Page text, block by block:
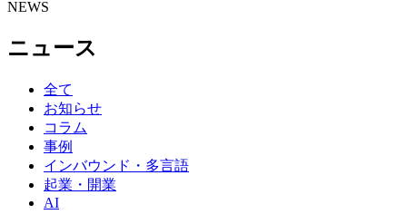
NEWS
ニュース
全て
お知らせ
コラム
事例
インバウンド・多言語
起業・開業
AI